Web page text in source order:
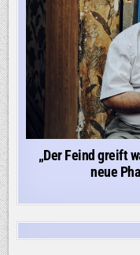
„Der Feind greift
neue